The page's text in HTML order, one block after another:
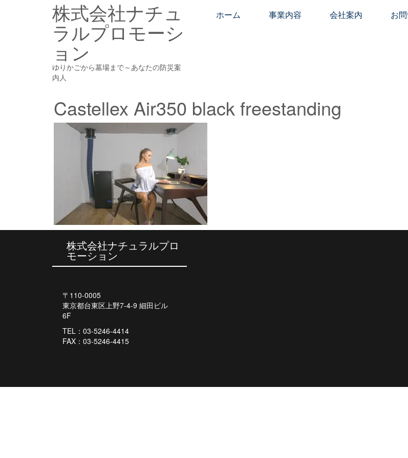
株式会社ナチュ
ラルプロモーシ
ョン
ゆりかごから墓場まで～あなたの防災案
内人
ホーム 事業内容 会社案内 お
Castellex Air350 black freestanding
株式会社ナチュラルプロ
モーション
〒110-0005
東京都台東区上野7-4-9 細田ビル
6F
TEL：03-5246-4414
FAX：03-5246-4415